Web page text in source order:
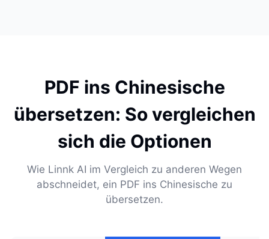
PDF ins Chinesische
übersetzen: So vergleichen
sich die Optionen
Wie Linnk AI im Vergleich zu anderen Wegen
abschneidet, ein PDF ins Chinesische zu
übersetzen.